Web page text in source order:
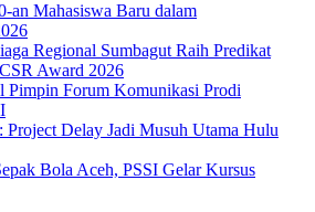
an Mahasiswa Baru dalam
Regional Sumbagut Raih Predikat
Award 2026
Pimpin Forum Komunikasi Prodi
Project Delay Jadi Musuh Utama Hulu
Bola Aceh, PSSI Gelar Kursus